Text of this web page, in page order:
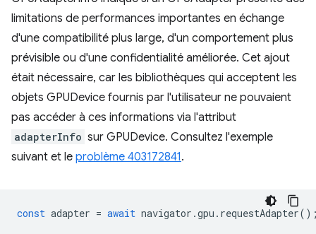
limitations de performances importantes en échange
d'une compatibilité plus large, d'un comportement plus
prévisible ou d'une confidentialité améliorée. Cet ajout
était nécessaire, car les bibliothèques qui acceptent les
objets GPUDevice fournis par l'utilisateur ne pouvaient
pas accéder à ces informations via l'attribut
adapterInfo sur GPUDevice. Consultez l'exemple
suivant et le problème 403172841.
const adapter = await navigator .gpu . requestAdapter